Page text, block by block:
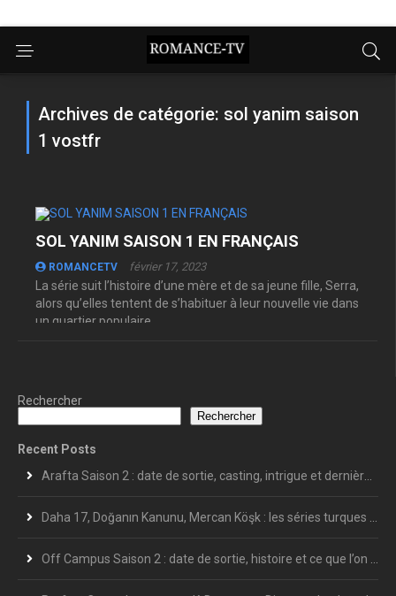
Archives de catégorie: sol yanim saison
1 vostfr
SOL YANIM SAISON 1 EN FRANÇAIS
ROMANCETV février 17, 2023
La série suit l’histoire d’une mère et de sa jeune fille, Serra,
alors qu’elles tentent de s’habituer à leur nouvelle vie dans
un quartier populaire. ...
Rechercher
Rechercher
Recent Posts
Arafta Saison 2 : date de sortie, casting, intrigue et dernières informations
Daha 17, Doğanın Kanunu, Mercan Köşk : les séries turques les plus attendues de l’été 2026
Off Campus Saison 2 : date de sortie, histoire et ce que l’on sait déjà